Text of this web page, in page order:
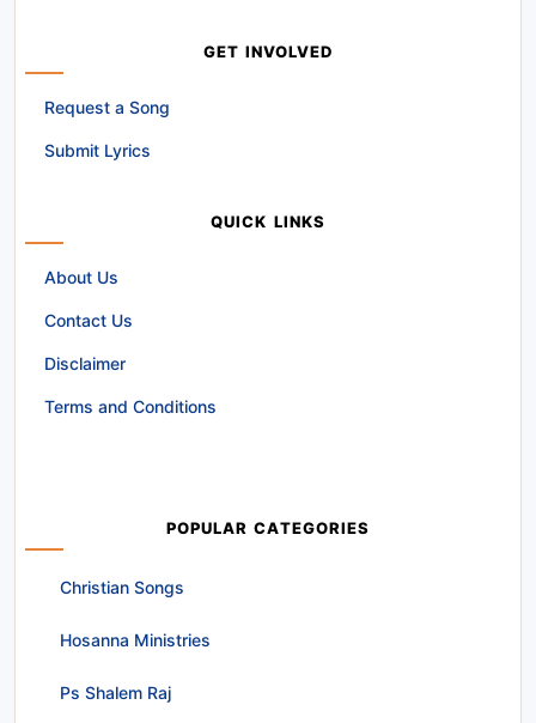
GET INVOLVED
Request a Song
Submit Lyrics
QUICK LINKS
About Us
Contact Us
Disclaimer
Terms and Conditions
POPULAR CATEGORIES
Christian Songs
Hosanna Ministries
Ps Shalem Raj